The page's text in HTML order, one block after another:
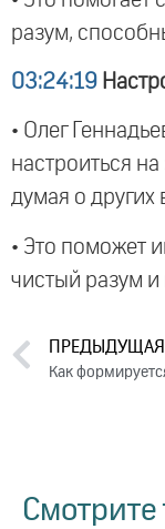
разум,
03:24:19
• Олег
настроиться
думая о других
• Это поможет
чистый разум и
Смотрите